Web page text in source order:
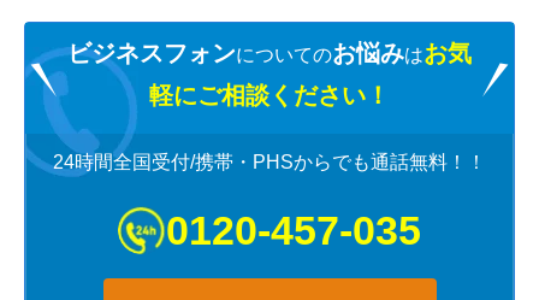
ビジネスフォンについてのお悩みはお気
軽にご相談ください！
24時間全国受付/携帯・PHSからでも通話無料！！
0120-457-035